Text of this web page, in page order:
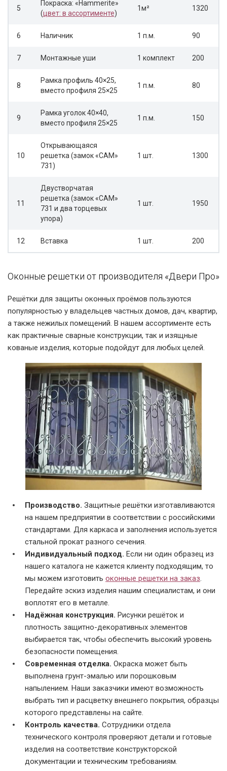
5
Покраска: «Hammerite»
(цвет: в ассортименте)
1м² 1320
6 Наличник 1 п.м. 90
7 Монтажные уши 1 комплект 200
8
Рамка профиль 40×25,
вместо профиля 25×25
1 п.м. 80
9
Рамка уголок 40×40,
вместо профиля 25×25
1 п.м. 150
10
Открывающаяся
решетка (замок «САМ»
731)
1 шт. 1300
11
Двустворчатая
решетка (замок «САМ»
731 и два торцевых
упора)
1 шт. 1950
12 Вставка 1 шт. 200
Оконные решетки от производителя «Двери Про»
Решётки для защиты оконных проёмов пользуются
популярностью у владельцев частных домов, дач, квартир,
а также нежилых помещений. В нашем ассортименте есть
как практичные сварные конструкции, так и изящные
кованые изделия, которые подойдут для любых целей.
Производство. Защитные решётки изготавливаются
на нашем предприятии в соответствии с российскими
стандартами. Для каркаса и заполнения используется
стальной прокат разного сечения.
Индивидуальный подход. Если ни один образец из
нашего каталога не кажется клиенту подходящим, то
мы можем изготовить оконные решетки на заказ.
Передайте эскиз изделия нашим специалистам, и они
воплотят его в металле.
Надёжная конструкция. Рисунки решёток и
плотность защитно-декоративных элементов
выбирается так, чтобы обеспечить высокий уровень
безопасности помещения.
Современная отделка. Окраска может быть
выполнена грунт-эмалью или порошковым
напылением. Наши заказчики имеют возможность
выбрать тип и расцветку внешнего покрытия, образцы
которого представлены на сайте.
Контроль качества. Сотрудники отдела
технического контроля проверяют детали и готовые
изделия на соответствие конструкторской
документации и техническим требованиям.